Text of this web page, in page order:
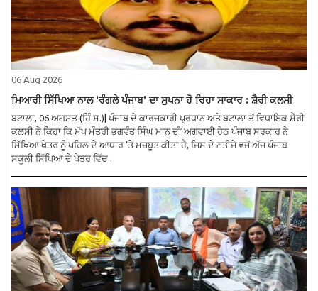
06 Aug 2026
ਮਿਆਰੀ ਸਿੱਖਿਆ ਨਾਲ ‘ਰੰਗਲੇ ਪੰਜਾਬ’ ਦਾ ਸੁਪਨਾ ਹੋ ਰਿਹਾ ਸਾਕਾਰ : ਸ਼ੈਰੀ ਕਲਸੀ
ਬਟਾਲਾ, 06 ਅਗਸਤ (ਹਿੰ.ਸ.)| ਪੰਜਾਬ ਦੇ ਕਾਰਜਕਾਰੀ ਪ੍ਰਧਾਨ ਅਤੇ ਬਟਾਲਾ ਤੋਂ ਵਿਧਾਇਕ ਸ਼ੈਰੀ
ਕਲਸੀ ਨੇ ਕਿਹਾ ਕਿ ਮੁੱਖ ਮੰਤਰੀ ਭਗਵੰਤ ਸਿੰਘ ਮਾਨ ਦੀ ਅਗਵਾਈ ਹੇਠ ਪੰਜਾਬ ਸਰਕਾਰ ਨੇ
ਸਿੱਖਿਆ ਖੇਤਰ ਨੂੰ ਪਹਿਲ ਦੇ ਆਧਾਰ ’ਤੇ ਮਜ਼ਬੂਤ ਕੀਤਾ ਹੈ, ਜਿਸ ਦੇ ਨਤੀਜੇ ਵਜੋਂ ਅੱਜ ਪੰਜਾਬ
ਸਕੂਲੀ ਸਿੱਖਿਆ ਦੇ ਖੇਤਰ ਵਿੱਚ..